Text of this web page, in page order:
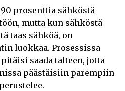
prosenttia sähköstä
mutta kun sähköstä
taas sähköä, on
luokkaa. Prosessissa
saada talteen, jotta
päästäisiin parempiin